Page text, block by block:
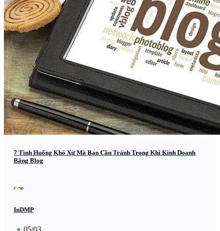
7 Tình Huống Khó Xử Mà Bạn Cần Tránh Trong Khi Kinh Doanh
Bằng Blog
InDMP
05/03